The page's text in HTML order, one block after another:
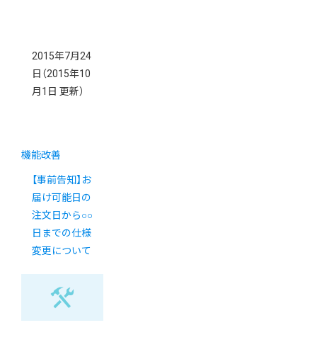
2015年7月24
日 （2015年10
月1日 更新）
機能改善
【事前告知】お
届け可能日の
注文日から○○
日までの仕様
変更について